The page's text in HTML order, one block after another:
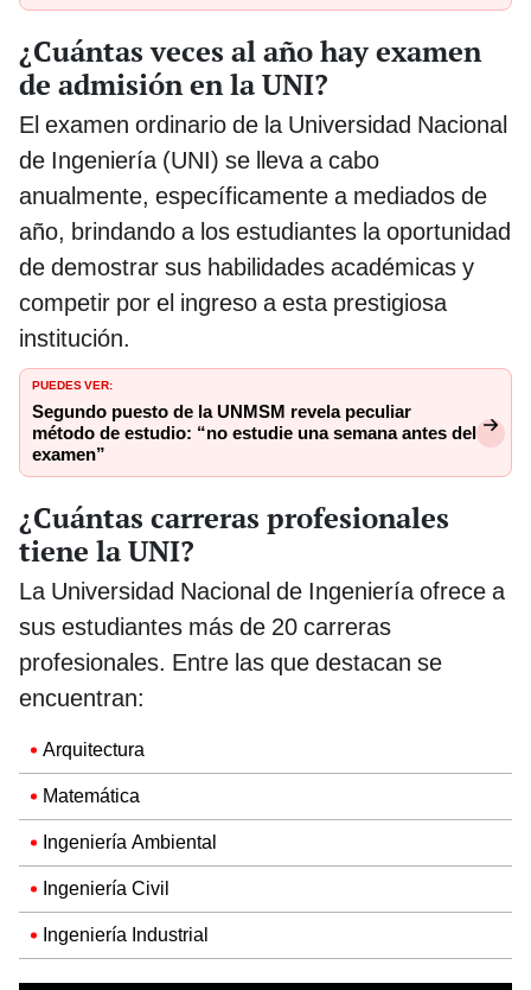
¿Cuántas veces al año hay examen
de admisión en la UNI?
El examen ordinario de la Universidad Nacional
de Ingeniería (UNI) se lleva a cabo
anualmente, específicamente a mediados de
año, brindando a los estudiantes la oportunidad
de demostrar sus habilidades académicas y
competir por el ingreso a esta prestigiosa
institución.
PUEDES VER:
Segundo puesto de la UNMSM revela peculiar
método de estudio: “no estudie una semana antes del
examen”
¿Cuántas carreras profesionales
tiene la UNI?
La Universidad Nacional de Ingeniería ofrece a
sus estudiantes más de 20 carreras
profesionales. Entre las que destacan se
encuentran:
Arquitectura
Matemática
Ingeniería Ambiental
Ingeniería Civil
Ingeniería Industrial